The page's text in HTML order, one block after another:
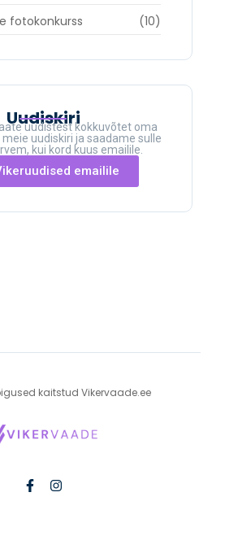
fotokonkurss
(10)
Uudiskiri
uudistest kokkuvõtet oma
uudiskiri ja saadame sulle
kui kord kuus emailile.
emailile
kaitstud Vikervaade.ee